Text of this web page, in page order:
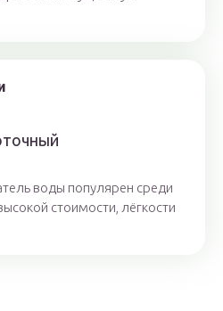
воды популярен среди
стоимости, лёгкости